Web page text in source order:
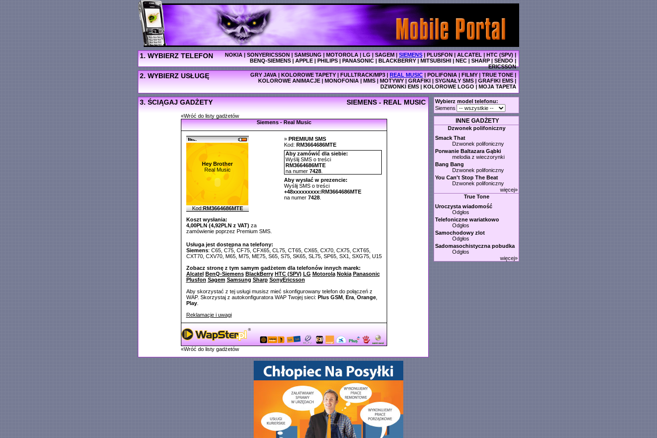
1. WYBIERZ TELEFON NOKIA|SONYERICSSON|SAMSUNG|MOTOROLA|LG|SAGEM|SIEMENS|PLUSFON|ALCATEL|HTC (SPV)|
BENQ-SIEMENS|APPLE|PHILIPS|PANASONIC|BLACKBERRY|MITSUBISHI|NEC|SHARP|SENDO|
ERICSSON
2. WYBIERZ USŁUGĘ GRY JAVA | KOLOROWE TAPETY | FULLTRACK/MP3 | REAL MUSIC | POLIFONIA | FILMY | TRUE TONE |
KOLOROWE ANIMACJE | MONOFONIA | MMS | MOTYWY | GRAFIKI | SYGNAŁY SMS | GRAFIKI EMS |
DZWONKI EMS | KOLOROWE LOGO | MOJA TAPETA
3. ŚCIĄGAJ GADŻETY SIEMENS - REAL MUSIC
«Wróć do listy gadżetów
Siemens - Real Music
Hey Brother
Real Music
Kod:RM3664686MTE
Koszt wysłania:
4,00PLN (4,92PLN z VAT) za
zamówienie poprzez Premium SMS.
» PREMIUM SMS
Kod: RM3664686MTE
Aby zamówić dla siebie:
Wyślij SMS o treści
RM3664686MTE
na numer 7428.
Aby wysłać w prezencie:
Wyślij SMS o treści
+48xxxxxxxxx:RM3664686MTE
na numer 7428.
Usługa jest dostępna na telefony:
Siemens: C65, C75, CF75, CFX65, CL75, CT65, CX65, CX70, CX75, CXT65,
CXT70, CXV70, M65, M75, ME75, S65, S75, SK65, SL75, SP65, SX1, SXG75, U15
Zobacz stronę z tym samym gadżetem dla telefonów innych marek:
Alcatel BenQ-Siemens BlackBerry HTC (SPV) LG Motorola Nokia Panasonic
Plusfon Sagem Samsung Sharp SonyEricsson
Aby skorzystać z tej usługi musisz mieć skonfigurowany telefon do połączeń z
WAP. Skorzystaj z autokonfiguratora WAP Twojej sieci: Plus GSM, Era, Orange,
Play.
Reklamacje i uwagi
«Wróć do listy gadżetów
Wybierz model telefonu:
Siemens
INNE GADŻETY
Dzwonek polifoniczny
Smack That
Dzwonek polifoniczny
Porwanie Baltazara Gąbki
melodia z wieczorynki
Bang Bang
Dzwonek polifoniczny
You Can't Stop The Beat
Dzwonek polifoniczny
więcej»
True Tone
Uroczysta wiadomość
Odgłos
Telefoniczne wariatkowo
Odgłos
Samochodowy zlot
Odgłos
Sadomasochistyczna pobudka
Odgłos
więcej»